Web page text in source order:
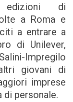
edizioni di
a Roma e
a entrare a
di Unilever,
Impregilo
giovani di
imprese
personale.